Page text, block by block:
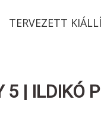
TERVEZETT
| ILDIKÓ